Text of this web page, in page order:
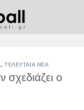
,ΤΕΛΕΥΤΑΊΑ ΝΈΑ
σχεδιάζει ο